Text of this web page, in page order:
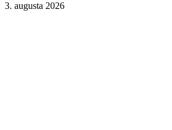
3. augusta 2026